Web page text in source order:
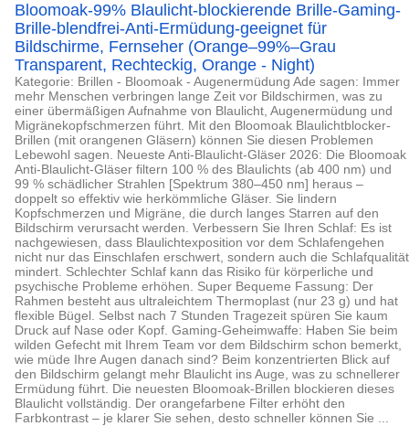
Bloomoak-99% Blaulicht-blockierende Brille-Gaming-
Brille-blendfrei-Anti-Ermüdung-geeignet für
Bildschirme, Fernseher (Orange–99%–Grau
Transparent, Rechteckig, Orange - Night)
Kategorie: Brillen - Bloomoak - Augenermüdung Ade sagen: Immer
mehr Menschen verbringen lange Zeit vor Bildschirmen, was zu
einer übermäßigen Aufnahme von Blaulicht, Augenermüdung und
Migränekopfschmerzen führt. Mit den Bloomoak Blaulichtblocker-
Brillen (mit orangenen Gläsern) können Sie diesen Problemen
Lebewohl sagen. Neueste Anti-Blaulicht-Gläser 2026: Die Bloomoak
Anti-Blaulicht-Gläser filtern 100 % des Blaulichts (ab 400 nm) und
99 % schädlicher Strahlen [Spektrum 380–450 nm] heraus –
doppelt so effektiv wie herkömmliche Gläser. Sie lindern
Kopfschmerzen und Migräne, die durch langes Starren auf den
Bildschirm verursacht werden. Verbessern Sie Ihren Schlaf: Es ist
nachgewiesen, dass Blaulichtexposition vor dem Schlafengehen
nicht nur das Einschlafen erschwert, sondern auch die Schlafqualität
mindert. Schlechter Schlaf kann das Risiko für körperliche und
psychische Probleme erhöhen. Super Bequeme Fassung: Der
Rahmen besteht aus ultraleichtem Thermoplast (nur 23 g) und hat
flexible Bügel. Selbst nach 7 Stunden Tragezeit spüren Sie kaum
Druck auf Nase oder Kopf. Gaming-Geheimwaffe: Haben Sie beim
wilden Gefecht mit Ihrem Team vor dem Bildschirm schon bemerkt,
wie müde Ihre Augen danach sind? Beim konzentrierten Blick auf
den Bildschirm gelangt mehr Blaulicht ins Auge, was zu schnellerer
Ermüdung führt. Die neuesten Bloomoak-Brillen blockieren dieses
Blaulicht vollständig. Der orangefarbene Filter erhöht den
Farbkontrast – je klarer Sie sehen, desto schneller können Sie ...